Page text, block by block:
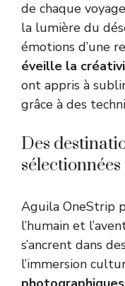
de chaque
la lumière du
émotions d’une
éveille la
ont appris à
grâce à des
Des
Aguila OneStrip
l’humain et
s’ancrent dans
l’immersion